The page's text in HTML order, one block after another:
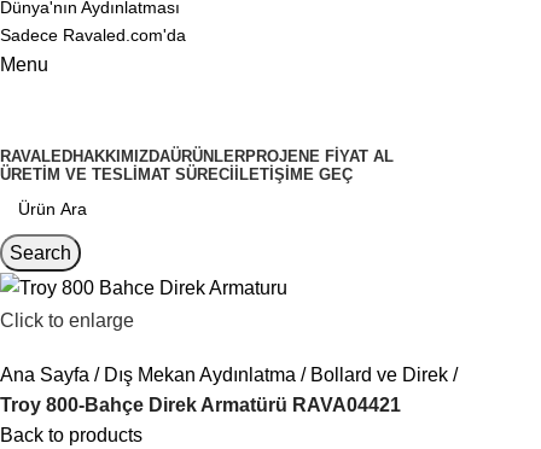
Dünya'nın Aydınlatması
Sadece Ravaled.com'da
Menu
RAVALEDHAKKIMIZDAÜRÜNLERPROJENE FIYAT AL
ÜRETIM VE TESLIMAT SÜRECI
İLETIŞIME GEÇ
Search
Click to enlarge
Ana Sayfa Dış Mekan Aydınlatma
Bollard ve Direk
Troy 800-Bahçe Direk Armatürü RAVA04421
Back to products